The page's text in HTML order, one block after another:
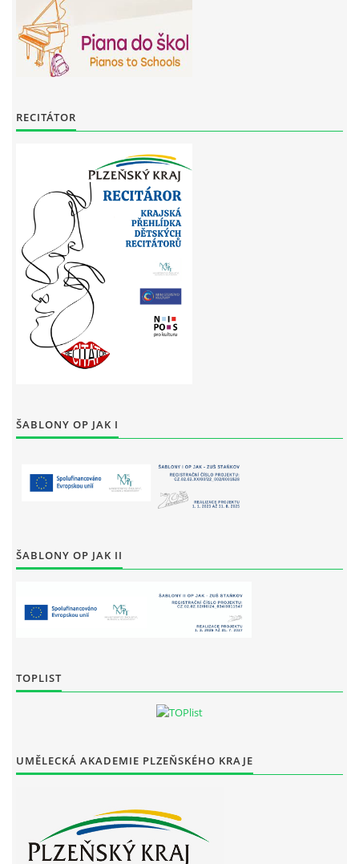
RECITÁTOR
ŠABLONY OP JAK I
ŠABLONY OP JAK II
TOPLIST
UMĚLECKÁ AKADEMIE PLZEŇSKÉHO KRAJE